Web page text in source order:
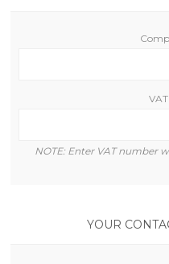
NOTE: Enter VAT number
YOUR